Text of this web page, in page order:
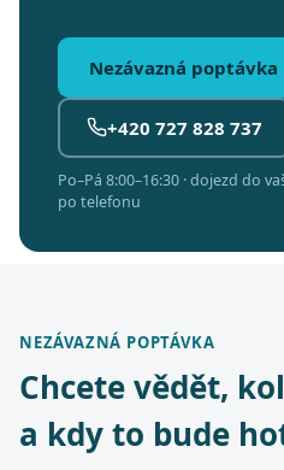
Nezávazná poptávka
+420 727 828 737
Po–Pá 8:00–16:30 · dojezd do
po telefonu
NEZÁVAZNÁ POPTÁVKA
Chcete vědět,
a kdy to bude